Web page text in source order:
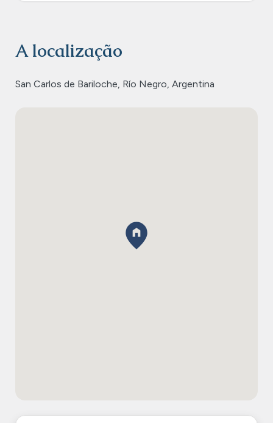
A localização
San Carlos de Bariloche, Río Negro, Argentina